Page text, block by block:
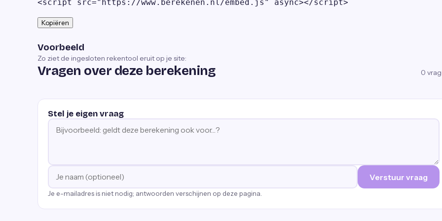
<script src="https://www.berekenen.nl/embed.js" async></script>
Kopiëren
Voorbeeld
Zo ziet de ingesloten rekentool eruit op je site:
Vragen over deze berekening 0
Stel je eigen vraag
Verstuur vraag
Je e-mailadres is niet nodig; antwoorden verschijnen op deze pagina.